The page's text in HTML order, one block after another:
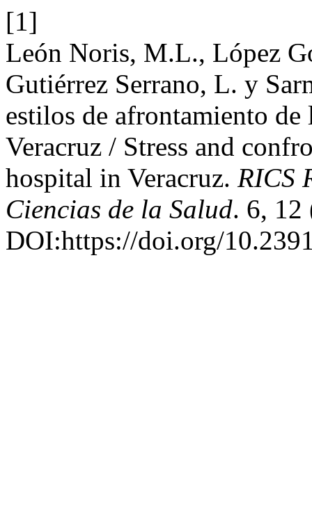
[1]
León Noris, M.L., López
Gutiérrez Serrano, L. y
estilos de afrontamiento de
Veracruz / Stress and
hospital in Veracruz. RICS
Ciencias de la Salud. 6, 12
DOI:https://doi.org/